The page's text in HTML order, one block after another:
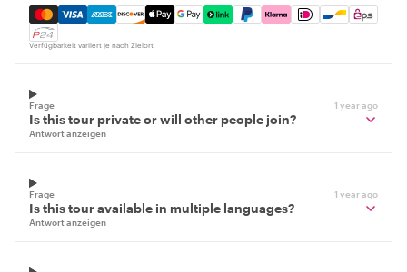
Mastercard, Visa, Amex, Discover, Apple Pay, Google
Verfügbarkeit variiert je nach Zielort
Frage 1 year ago
Is this tour private or will other people join?
Antwort anzeigen
Frage 1 year ago
Is this tour available in multiple languages?
Antwort anzeigen